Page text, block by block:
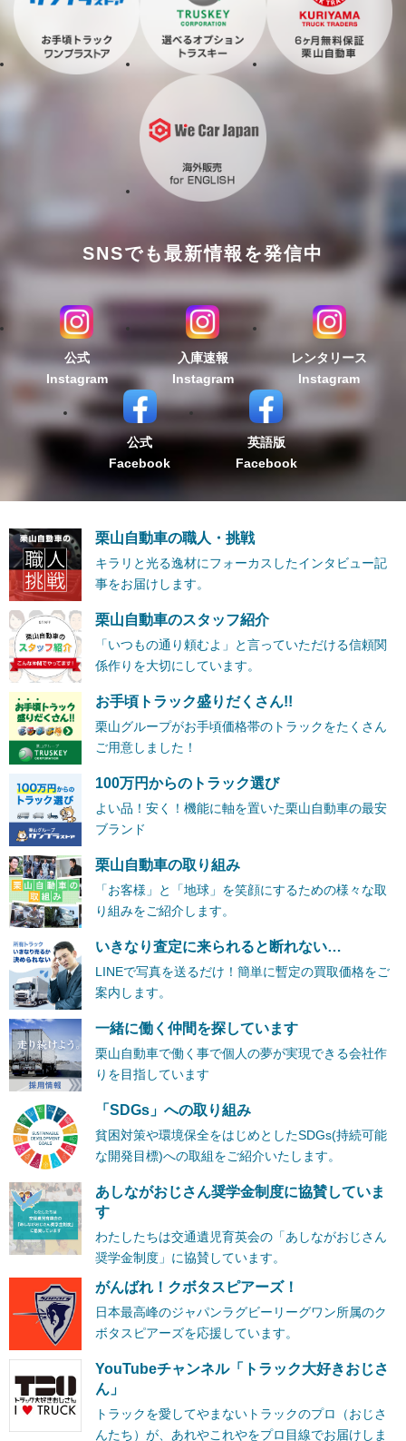
SNSでも最新情報を発信中
公式
Instagram
入庫速報
Instagram
レンタリース
Instagram
公式
Facebook
英語版
Facebook
栗山自動車の職人・挑戦
キラリと光る逸材にフォーカスしたインタビュー記
事をお届けします。
栗山自動車のスタッフ紹介
「いつもの通り頼むよ」と言っていただける信頼関
係作りを大切にしています。
お手頃トラック盛りだくさん!!
栗山グループがお手頃価格帯のトラックをたくさん
ご用意しました！
100万円からのトラック選び
よい品！安く！機能に軸を置いた栗山自動車の最安
ブランド
栗山自動車の取り組み
「お客様」と「地球」を笑顔にするための様々な取
り組みをご紹介します。
いきなり査定に来られると断れない…
LINEで写真を送るだけ！簡単に暫定の買取価格をご
案内します。
一緒に働く仲間を探しています
栗山自動車で働く事で個人の夢が実現できる会社作
りを目指しています
「SDGs」への取り組み
貧困対策や環境保全をはじめとしたSDGs(持続可能
な開発目標)への取組をご紹介いたします。
あしながおじさん奨学金制度に協賛していま
す
わたしたちは交通遺児育英会の「あしながおじさん
奨学金制度」に協賛しています。
がんばれ！クボタスピアーズ！
日本最高峰のジャパンラグビーリーグワン所属のク
ボタスピアーズを応援しています。
YouTubeチャンネル「トラック大好きおじさ
ん」
トラックを愛してやまないトラックのプロ（おじさ
んたち）が、あれやこれやをプロ目線でお届けしま